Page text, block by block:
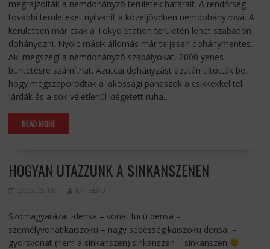
megrajzolták a nemdohányzó területek határait. A rendőrség
további területeket nyilvánít a közeljövőben nemdohányzóvá. A
kerületben már csak a Tokyo Station területén lehet szabadon
dohányozni. Nyolc másik állomás már teljesen dohánymentes.
Aki megszegi a nemdohányzó szabályokat, 2000 yenes
büntetésre számíthat. Azutcai dohányzást azután tiltották be,
hogy megszaporodtak a lakossági panaszok a csikkekkel teli
járdák és a sok véletlenül kiégetett ruha…
READ MORE
HOGYAN UTAZZUNK A SINKANSZENEN
2003.05.18. EMTEEFU
Szómagyarázat ·densa – vonat·fucú densa –
személyvonat·kaiszoku – nagy sebesség·kaiszoku densa –
gyorsvonat (nem a sinkanszen)·sinkanszen – sinkanszen